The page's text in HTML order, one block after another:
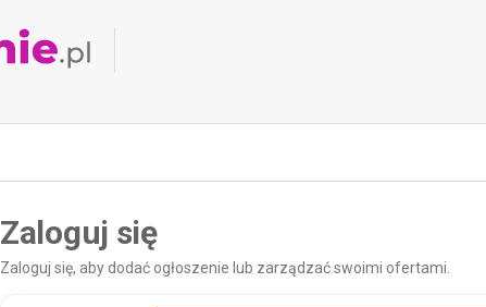
Zaloguj się
Zaloguj się, aby dodać ogłoszenie lub zarządzać swoimi ofertami.